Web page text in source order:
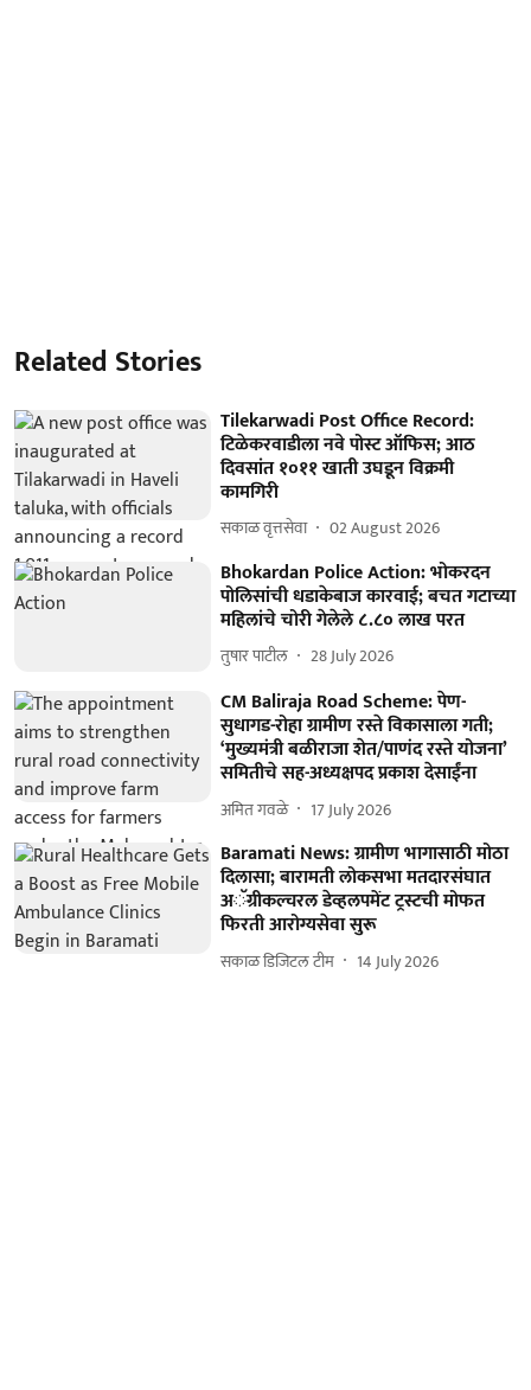
Related Stories
Tilekarwadi Post Office Record:
टिळेकरवाडीला नवे पोस्ट ऑफिस; आठ
दिवसांत १०११ खाती उघडून विक्रमी
कामगिरी
सकाळ वृत्तसेवा 02 August 2026
Bhokardan Police Action: भोकरदन
पोलिसांची धडाकेबाज कारवाई; बचत गटाच्या
महिलांचे चोरी गेलेले ८.८० लाख परत
तुषार पाटील 28 July 2026
CM Baliraja Road Scheme: पेण-
सुधागड-रोहा ग्रामीण रस्ते विकासाला गती;
‘मुख्यमंत्री बळीराजा शेत/पाणंद रस्ते योजना’
समितीचे सह-अध्यक्षपद प्रकाश देसाईंना
अमित गवळे 17 July 2026
Baramati News: ग्रामीण भागासाठी मोठा
दिलासा; बारामती लोकसभा मतदारसंघात
अॅग्रीकल्चरल डेव्हलपमेंट ट्रस्टची मोफत
फिरती आरोग्यसेवा सुरू
सकाळ डिजिटल टीम 14 July 2026